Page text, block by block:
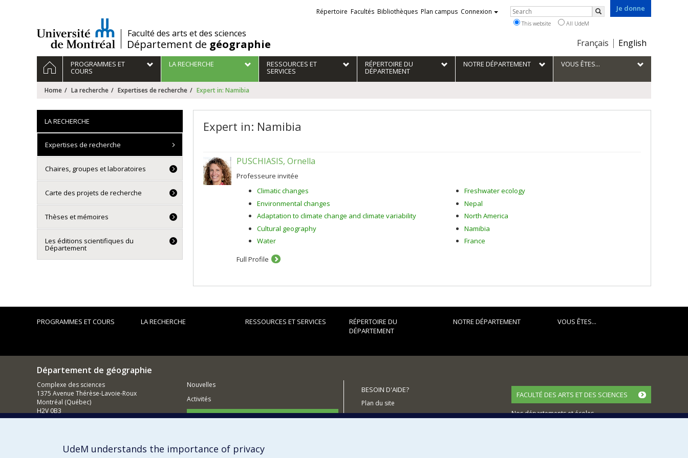
/Faculté des arts et des sciences
Département de géographie
Je donne
Choix
la
langue
Français English
Liens
externes
Répertoire Facultés Bibliothèques Plan campus Connexion Rechercher
Search
This website All UdeM
Navigation
principale
HOMEPROGRAMMES ET
COURS
LA RECHERCHE RESSOURCES ET
SERVICES
RÉPERTOIRE DU
DÉPARTEMENT
NOTRE DÉPARTEMENT VOUS ÊTES...
Home La recherche Expertises de recherche Expert in: Namibia
Expert in: Namibia
PUSCHIASIS, Ornella
Professeure invitée
Climatic changes
Environmental changes
Adaptation to climate change and climate variability
Cultural geography
Water
Freshwater ecology
Nepal
North America
Namibia
France
Full Profile
LA RECHERCHE
Expertises de recherche
Chaires, groupes et laboratoires
Carte des projets de recherche
Thèses et mémoires
Les éditions scientifiques du
Département
PROGRAMMES ET COURS LA RECHERCHE RESSOURCES ET SERVICES
RÉPERTOIRE DU
DÉPARTEMENT
NOTRE DÉPARTEMENT VOUS ÊTES...
Département de géographie
Complexe des sciences
1375 Avenue Thérèse-Lavoie-Roux
Montréal (Québec)
H2V 0B3
Nouvelles
Activités
Comment soutenir le Département?
BESOIN D'AIDE?
Plan du site
Signaler une erreur
FACULTÉ DES ARTS ET DES SCIENCES
Nos départements et écoles
UdeM understands the importance of privacy